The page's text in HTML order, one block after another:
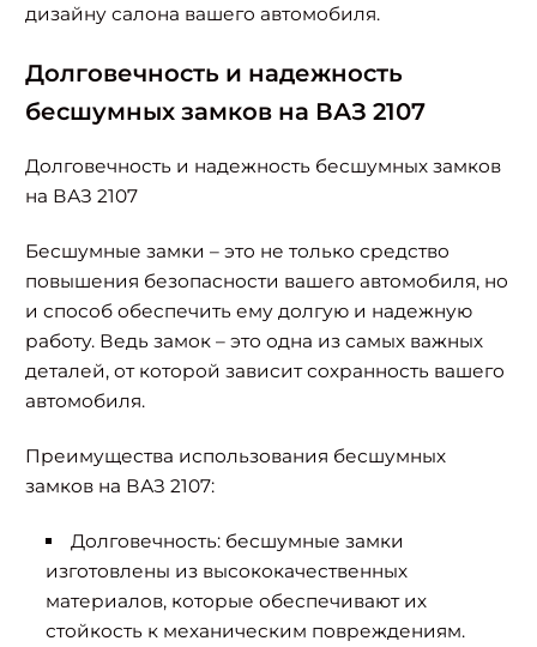
дизайну салона вашего автомобиля.
Долговечность и надежность
бесшумных замков на ВАЗ 2107
Долговечность и надежность бесшумных замков
на ВАЗ 2107
Бесшумные замки – это не только средство
повышения безопасности вашего автомобиля, но
и способ обеспечить ему долгую и надежную
работу. Ведь замок – это одна из самых важных
деталей, от которой зависит сохранность вашего
автомобиля.
Преимущества использования бесшумных
замков на ВАЗ 2107:
Долговечность: бесшумные замки
изготовлены из высококачественных
материалов, которые обеспечивают их
стойкость к механическим повреждениям.